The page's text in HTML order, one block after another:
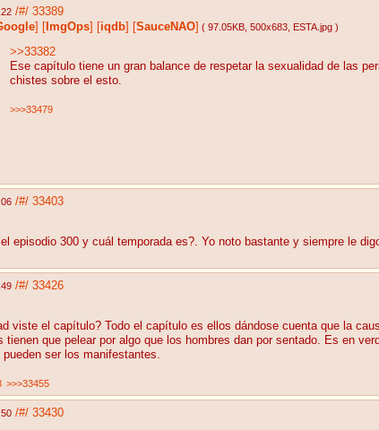
/#/ 33389
] [ ImgOps] [iqdb] [SauceNAO] ( 97.05KB , 500x683 , ESTA.jpg )
>>33382
Ese capítulo tiene un gran balance de respetar la sexualidad de las
chistes sobre el esto.
>>>33479
/#/ 33403
episodio 300 y cuál temporada es?. Yo noto bastante y siempre le
/#/ 33426
viste el capítulo? Todo el capítulo es ellos dándose cuenta que la
tienen que pelear por algo que los hombres dan por sentado. Es en
ser los manifestantes.
>>>33455
/#/ 33430